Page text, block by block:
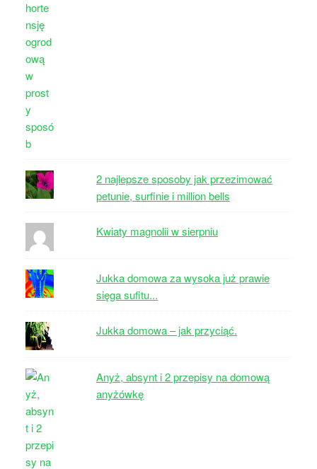
2 najlepsze sposoby jak przezimować
petunie, surfinie i million bells
Kwiaty magnolii w sierpniu
Jukka domowa za wysoka już prawie
sięga sufitu...
Jukka domowa – jak przyciąć.
Anyż, absynt i 2 przepisy na domową
anyżówkę